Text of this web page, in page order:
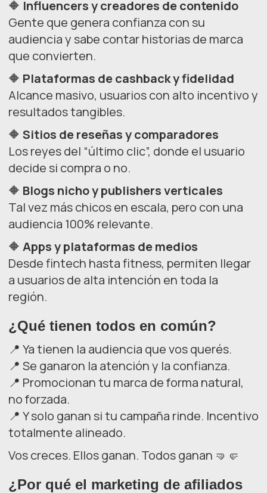
🔶 Influencers y creadores de contenido
Gente que genera confianza con su
audiencia y sabe contar historias de marca
que convierten.
🔶 Plataformas de cashback y fidelidad
Alcance masivo, usuarios con alto incentivo y
resultados tangibles.
🔶 Sitios de reseñas y comparadores
Los reyes del “último clic”, donde el usuario
decide si compra o no.
🔶 Blogs nicho y publishers verticales
Tal vez más chicos en escala, pero con una
audiencia 100% relevante.
🔶 Apps y plataformas de medios
Desde fintech hasta fitness, permiten llegar
a usuarios de alta intención en toda la
región.
¿Qué tienen todos en común?
📍 Ya tienen la audiencia que vos querés.
📍 Se ganaron la atención y la confianza.
📍 Promocionan tu marca de forma natural,
no forzada.
📍 Y solo ganan si tu campaña rinde. Incentivo
totalmente alineado.
Vos creces. Ellos ganan. Todos ganan 🤜🤛
¿Por qué el marketing de afiliados